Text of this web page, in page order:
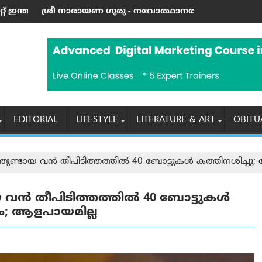
- നവോത്ഥാനത്തിന്റെ മഹാഗുരു (ഭാഗം 8): ജയശങ്കര്‍
സ്റ്റാറ്റൻ ഐലൻഡ്
EDITORIAL LIFESTYLE LITERATURE & ART
വൻ തീപിടിത്തത്തിൽ 40 ബോട്ടുകൾ കത്തിനശിച്ചു;
തീപിടിത്തത്തിൽ 40 ബോട്ടുകൾ
ആളപായമില്ല